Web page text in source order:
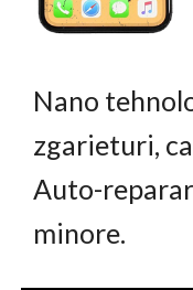
Nano
zgarieturi,
Auto-
minore.